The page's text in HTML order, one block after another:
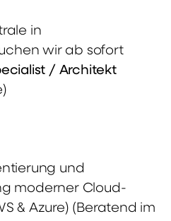
in
wir ab sofort
/ Architekt
und
moderner Cloud-
& Azure) (Beratend im